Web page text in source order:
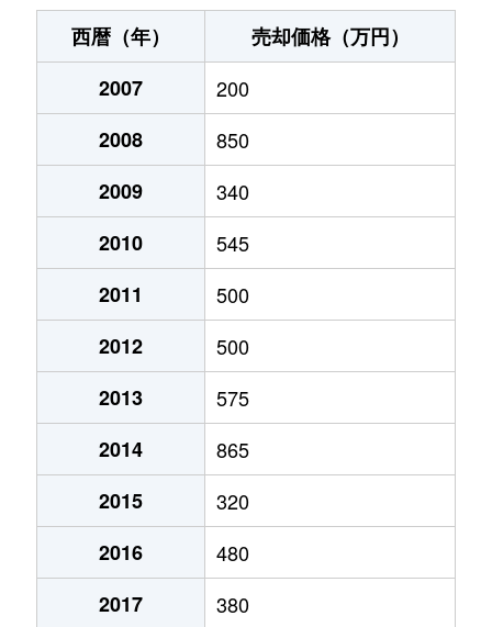
西方
- -
西暦（年）
売却価格（万円）
2007
200
2008
850
2009
340
2010
545
2011
500
2012
500
2013
575
2014
865
2015
320
2016
480
2017
380